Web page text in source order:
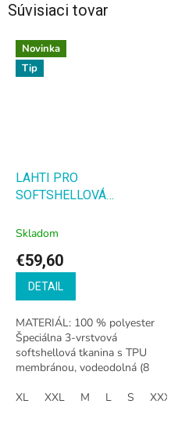
Súvisiaci tovar
Novinka
Tip
LAHTI PRO
SOFTSHELLOVÁ
ŽLTO-MODRÁ
Skladom
€59,60
DETAIL
MATERIÁL: 100 % polyester
Špeciálna 3-vrstvová
softshellová tkanina s TPU
membránou, vodeodolná (8
g/m²/24 h), zaručujúca vysoký
XL XXL M L S XXXL